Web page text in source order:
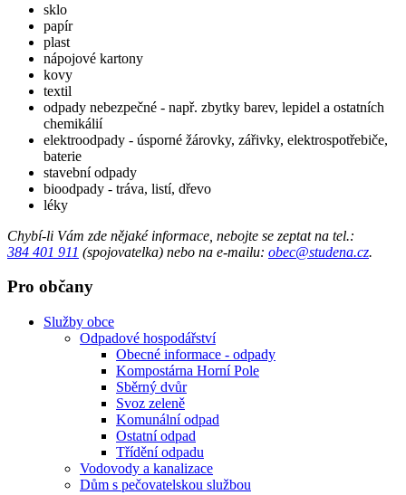
sklo
papír
plast
nápojové kartony
kovy
textil
odpady nebezpečné - např. zbytky barev, lepidel a ostatních
chemikálií
elektroodpady - úsporné žárovky, zářivky, elektrospotřebiče,
baterie
stavební odpady
bioodpady - tráva, listí, dřevo
léky
Chybí-li Vám zde nějaké informace, nebojte se zeptat na tel.:
384 401 911 (spojovatelka) nebo na e-mailu: obec@studena.cz.
Pro občany
Služby obce
Odpadové hospodářství
Obecné informace - odpady
Kompostárna Horní Pole
Sběrný dvůr
Svoz zeleně
Komunální odpad
Ostatní odpad
Třídění odpadu
Vodovody a kanalizace
Dům s pečovatelskou službou